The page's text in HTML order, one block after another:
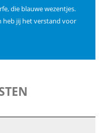
die blauwe wezentjes.
heb jij het verstand voor